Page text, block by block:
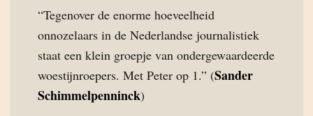
“Tegenover de enorme hoeveelheid
onnozelaars in de Nederlandse journalistiek
staat een klein groepje van ondergewaardeerde
woestijnroepers. Met Peter op 1.” (Sander
Schimmelpenninck)